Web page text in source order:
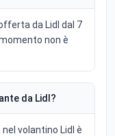
da Lidl dal 7
non è
da Lidl?
volantino Lidl è